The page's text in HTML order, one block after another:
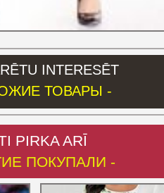
INTERESĒT
ТОВАРЫ -
PIRKA ARĪ
ПОКУПАЛИ -